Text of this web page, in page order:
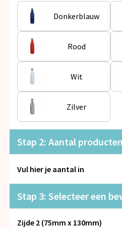
Snoepgoed
Spellen voor binnen en buiten
Veiligheid, Auto en Fiets
Vrije tijd en Strand
Anti-stress
Donkerblauw
Rood
Wit
Zilver
Stap 2: Aantal producten
Vul hier je aantal in
Stap 3: Selecteer een
Zijde 2 (75mm x 130mm)